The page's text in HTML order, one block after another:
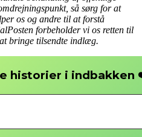
så sørg for at
os og andre til at forstå
forbeholder vi os retten til
bringe tilsendte indlæg.
historier i indbakken